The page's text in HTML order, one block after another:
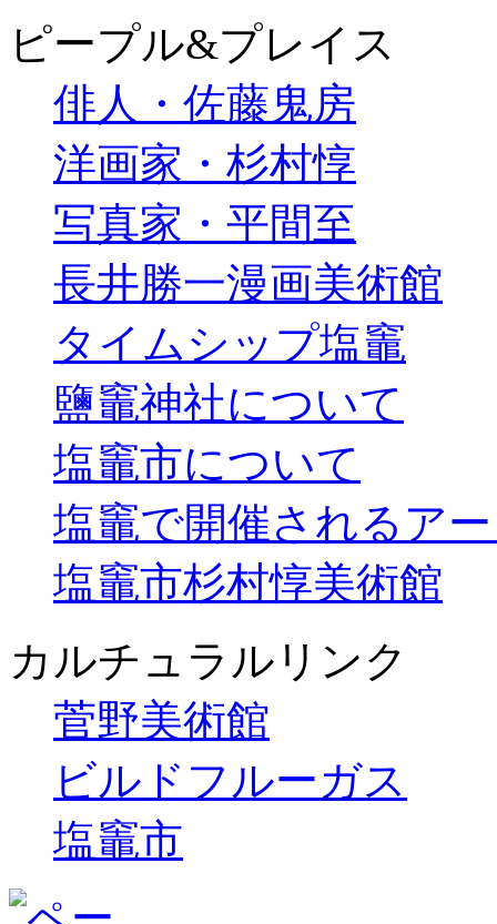
ピープル&プレイス
俳人・佐藤鬼房
洋画家・杉村惇
写真家・平間至
長井勝一漫画美術館
タイムシップ塩竈
鹽竈神社について
塩竈市について
塩竈で開催されるア
塩竈市杉村惇美術館
カルチュラルリンク
菅野美術館
ビルドフルーガス
塩竈市